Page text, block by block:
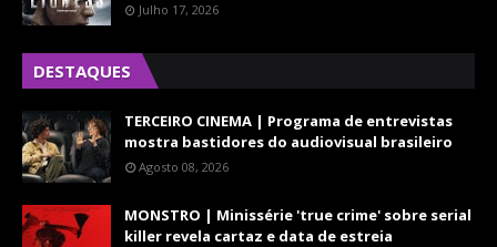
Julho 17, 2026
DESTAQUES
TERCEIRO CINEMA | Programa de entrevistas
mostra bastidores do audiovisual brasileiro
Agosto 08, 2026
MONSTRO | Minissérie 'true crime' sobre serial
killer revela cartaz e data de estreia